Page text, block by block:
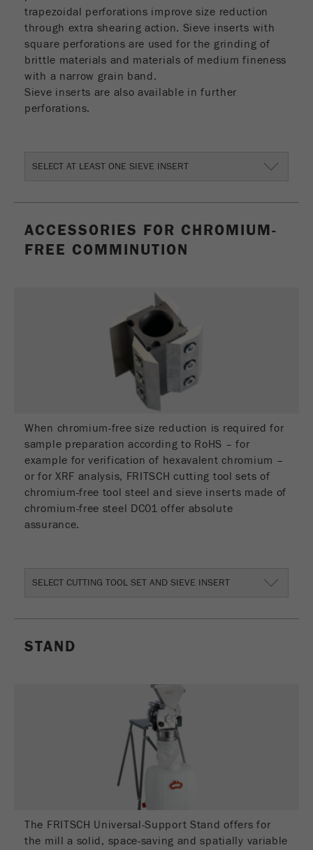
trapezoidal perforations improve size reduction
through extra shearing action. Sieve inserts with
square perforations are used for the grinding of
brittle materials and materials of medium fineness
with a narrow grain band.
Sieve inserts are also available in further
perforations.
SELECT AT LEAST ONE SIEVE INSERT
ACCESSORIES FOR CHROMIUM-
FREE COMMINUTION
When chromium-free size reduction is required for
sample preparation according to RoHS – for
example for verification of hexavalent chromium –
or for XRF analysis, FRITSCH cutting tool sets of
chromium-free tool steel and sieve inserts made of
chromium-free steel DC01 offer absolute
assurance.
SELECT CUTTING TOOL SET AND SIEVE INSERT
STAND
The FRITSCH Universal-Support Stand offers for
the mill a solid, space-saving and spatially variable